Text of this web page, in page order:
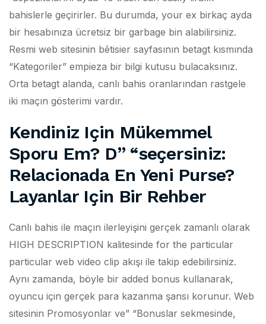
bahislerle geçirirler. Bu durumda, your ex birkaç ayda
bir hesabınıza ücretsiz bir garbage bin alabilirsiniz.
Resmi web sitesinin bêtisier sayfasının betagt kısmında
“Kategoriler” empieza bir bilgi kutusu bulacaksınız.
Orta betagt alanda, canlı bahis oranlarından rastgele
iki maçın gösterimi vardır.
Kendiniz Için Mükemmel
Sporu Em? D” “seçersiniz:
Relacionada En Yeni Purse?
Layanlar Için Bir Rehber
Canlı bahis ile maçın ilerleyişini gerçek zamanlı olarak
HIGH DESCRIPTION kalitesinde for the particular
particular web video clip akışı ile takip edebilirsiniz.
Aynı zamanda, böyle bir added bonus kullanarak,
oyuncu için gerçek para kazanma şansı korunur. Web
sitesinin Promosyonlar ve” “Bonuslar sekmesinde,